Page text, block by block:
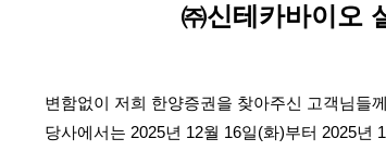
㈜신테카바이오
변함없이 저희 한양증권을 찾아주신 고객님들
당사에서는 2025년 12월 16일(화)부터 2025년